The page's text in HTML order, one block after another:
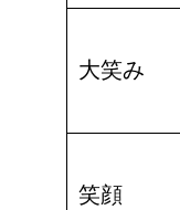
大笑み
笑顔